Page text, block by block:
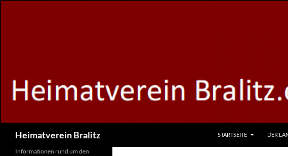
Heimatverein Bralitz STARTSEITE DER
Informationen rund um den